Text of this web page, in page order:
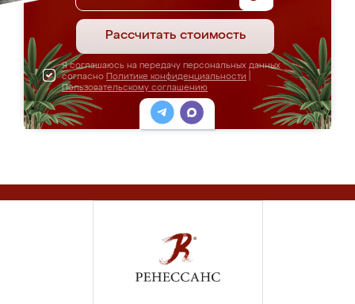
Рассчитать стоимость
Я соглашаюсь на передачу персональных данных
согласно Политике конфиденциальности
Пользовательскому соглашению